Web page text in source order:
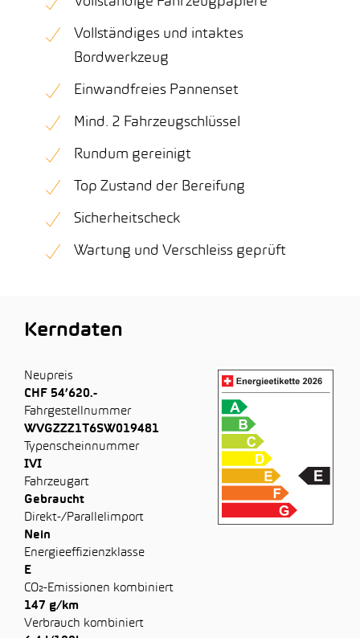
Vollständiges und intaktes
Bordwerkzeug
Einwandfreies Pannenset
Mind. 2 Fahrzeugschlüssel
Rundum gereinigt
Top Zustand der Bereifung
Sicherheitscheck
Wartung und Verschleiss geprüft
Kerndaten
Neupreis
CHF 54’620.-
Fahrgestellnummer
WVGZZZ1T6SW019481
Typenscheinnummer
IVI
Fahrzeugart
Gebraucht
Direkt-/Parallelimport
Nein
Energieeffizienzklasse
E
CO₂-Emissionen kombiniert
147 g/km
Verbrauch kombiniert